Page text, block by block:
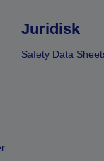
Juridisk
Safety Data